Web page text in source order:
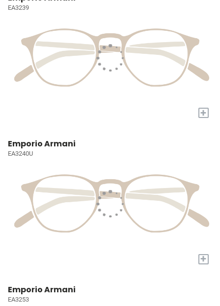
EA3239
+
Emporio Armani
EA3240U
+
Emporio Armani
EA3253